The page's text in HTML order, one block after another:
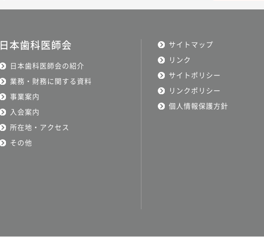
日本歯科医師会
日本歯科医師会の紹介
業務・財務に関する資料
事業案内
入会案内
所在地・アクセス
その他
サイトマップ
リンク
サイトポリシー
リンクポリシー
個人情報保護方針